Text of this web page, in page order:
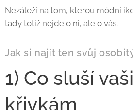
Nezáleží na tom, kterou módní
tady totiž nejde o ni, ale o vás.
Jak si najít ten svůj
1) Co sluší
křivkám